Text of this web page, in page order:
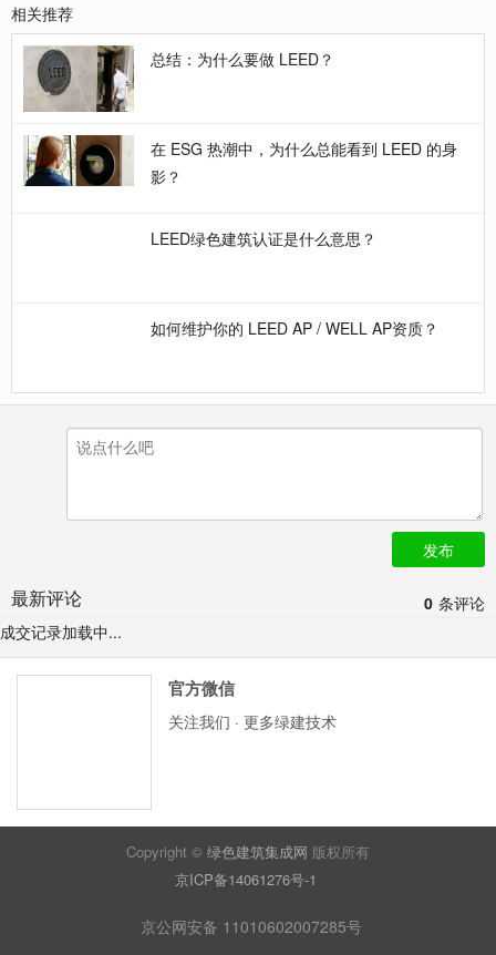
相关推荐
总结：为什么要做 LEED？
在 ESG 热潮中，为什么总能看到 LEED 的身
影？
LEED绿色建筑认证是什么意思？
如何维护你的 LEED AP / WELL AP资质？
发布
0 条评论
最新评论
成交记录加载中...
官方微信
关注我们 · 更多绿建技术
Copyright © 绿色建筑集成网 版权所有
京ICP备14061276号-1
京公网安备 11010602007285号